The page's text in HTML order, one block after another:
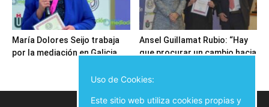
María Dolores Seijo trabaja
por la mediación en Galicia
Ansel Guillamat Rubio: “Hay
que procurar un cambio hacia
Uso de Cookies:
Este sitio web utiliza cookies propias y